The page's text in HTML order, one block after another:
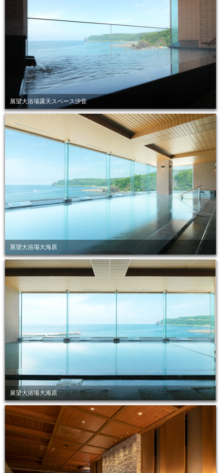
展望大浴場露天スペース汐音
展望大浴場大海原
展望大浴場大海原